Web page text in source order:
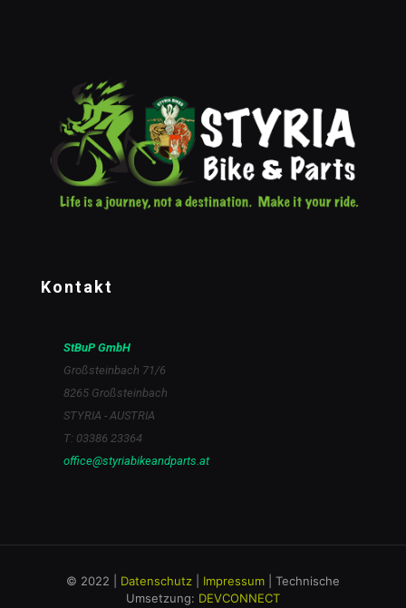
Kontakt
StBuP GmbH
Großsteinbach 71/6
8265 Großsteinbach
STYRIA - AUSTRIA
T: 03386 23364
office@styriabikeandparts.at
© 2022 | Datenschutz Impressum | Technische
Umsetzung: DEVCONNECT